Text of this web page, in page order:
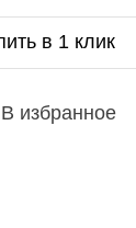
в 1 клик
В избранное